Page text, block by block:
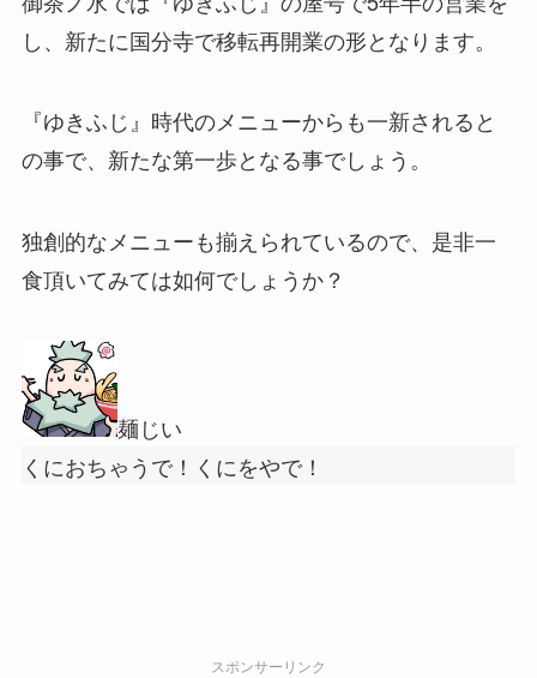
し、新たに国分寺で移転再開業の形となります。
『ゆきふじ』時代のメニューからも一新されると
の事で、新たな第一歩となる事でしょう。
独創的なメニューも揃えられているので、是非一
食頂いてみては如何でしょうか？
麺じい
くにおちゃうで！くにをやで！
スポンサーリンク